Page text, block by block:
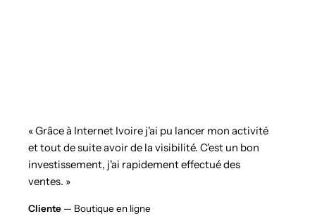
« Grâce à Internet Ivoire j'ai pu lancer mon activité
et tout de suite avoir de la visibilité. C'est un bon
investissement, j'ai rapidement effectué des
ventes. »
Cliente — Boutique en ligne